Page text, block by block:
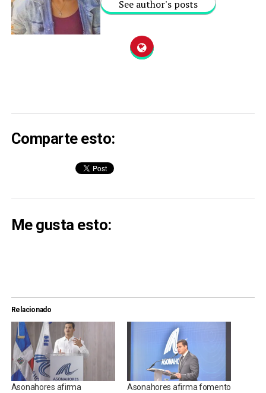
See author's posts
Comparte esto:
Me gusta esto:
Relacionado
Asonahores afirma
Asonahores afirma fomento